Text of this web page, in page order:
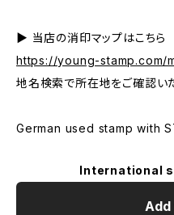
▶ 当店の消印マップはこちら
https://young-stamp.com/
地名検索で所在地をご確認い
German used stamp with
International